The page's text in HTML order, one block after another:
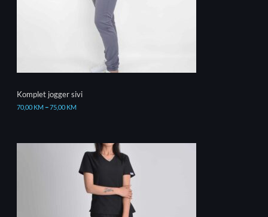
Komplet jogger sivi
70,00 KM–75,00 KM